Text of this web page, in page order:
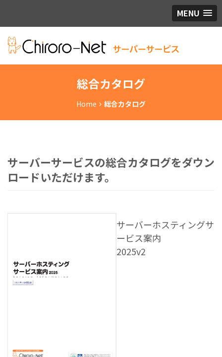
MENU
総合カタログ
Home 総合カタログ
サーバーサービスの総合カタログをダウン
ロードいただけます。
サーバーホスティングサ
ービス案内
2025v2